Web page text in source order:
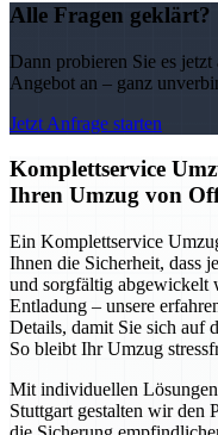
Alle Fragen geklärt?
Dann probieren Sie es
Angebot an – ganz
Jetzt Anfrage starten
Komplettservice
Ihren Umzug von
Ein Komplettservice
Ihnen die Sicherheit, dass
und sorgfältig abgewickelt
Entladung – unsere
Details, damit Sie sich auf
So bleibt Ihr Umzug
Mit individuellen
Stuttgart gestalten wir den